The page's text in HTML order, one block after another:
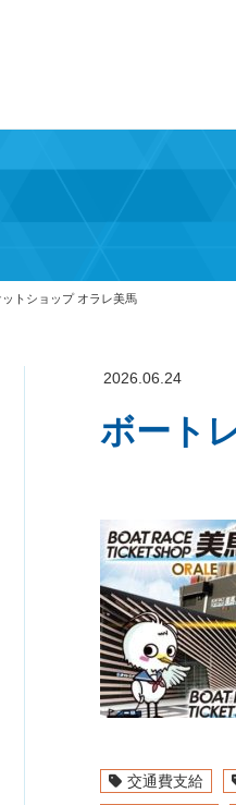
トショップ オラレ美馬
2026.06.24
ボート
交通費支給